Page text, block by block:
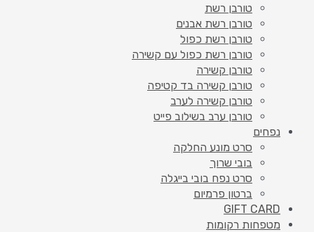
טורבן רשת
טורבן רשת אבנים
טורבן רשת כפול
טורבן רשת כפול עם קשירה
טורבן קשירה
טורבן קשירה בד קטיפה
טורבן קשירה לערב
טורבן ערב בשילוב פייט
נפחים
סרט מונע החלקה
בובי שרוך
סרט נפח בובי בייגלה
ברטון פרמיום
GIFT CARD
מטפחות רקומות